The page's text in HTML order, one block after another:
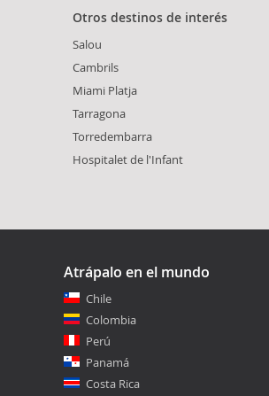
Otros destinos de interés
Salou
Cambrils
Miami Platja
Tarragona
Torredembarra
Hospitalet de l'Infant
Atrápalo en el mundo
Chile
Colombia
Perú
Panamá
Costa Rica